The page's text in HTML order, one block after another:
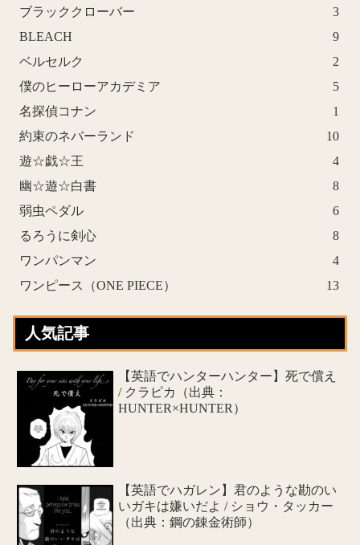
ブラッククローバー
3
BLEACH
9
ベルセルク
2
僕のヒーローアカデミア
5
名探偵コナン
1
約束のネバーランド
10
遊☆戯☆王
4
幽☆遊☆白書
8
弱虫ペダル
6
るろうに剣心
8
ワンパンマン
4
ワンピース（ONE PIECE）
13
人気記事
【英語でハンターハンター】死で償え
/ クラピカ（出典：
HUNTER×HUNTER）
【英語でハガレン】君のような勘のい
いガキは嫌いだよ / ショウ・タッカー
（出典：鋼の錬金術師）